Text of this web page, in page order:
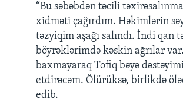
“Bu səbəbdən təcili
xidməti çağırdım. Həkimlərin
təzyiqim aşağı salındı. İndi qan
böyrəklərimdə kəskin ağrılar
baxmayaraq Tofiq bəyə
etdirəcəm. Ölürüksə, birlikdə
edib.